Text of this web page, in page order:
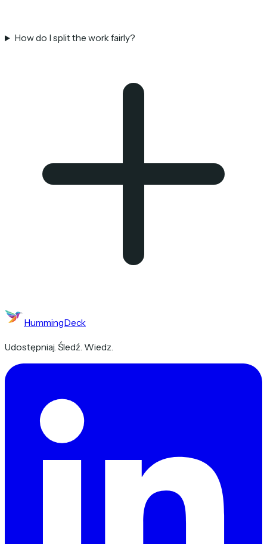
How do I split the work fairly?
HummingDeck
Udostępniaj. Śledź. Wiedz.